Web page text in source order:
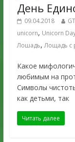
День
09.04.2018
unicorn, Unicorn
Лошадь,Лощадь с
Какое
любимым на
Символы
как детьми, так
Читать далее